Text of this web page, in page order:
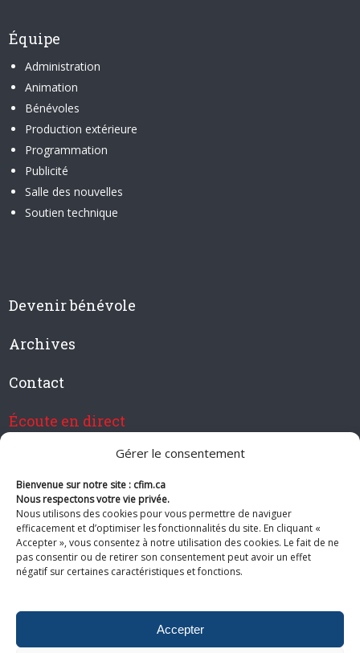
Gérer le consentement
Bienvenue sur notre site : cfim.ca
Nous respectons votre vie privée.
Nous utilisons des cookies pour vous permettre de naviguer
efficacement et d’optimiser les fonctionnalités du site. En cliquant «
Accepter », vous consentez à notre utilisation des cookies. Le fait de ne
pas consentir ou de retirer son consentement peut avoir un effet
négatif sur certaines caractéristiques et fonctions.
Accepter
Équipe
Administration
Animation
Bénévoles
Production extérieure
Programmation
Publicité
Salle des nouvelles
Soutien technique
Devenir bénévole
Archives
Contact
Écoute en direct
Devenir membre de CFIM
Suivez-nous